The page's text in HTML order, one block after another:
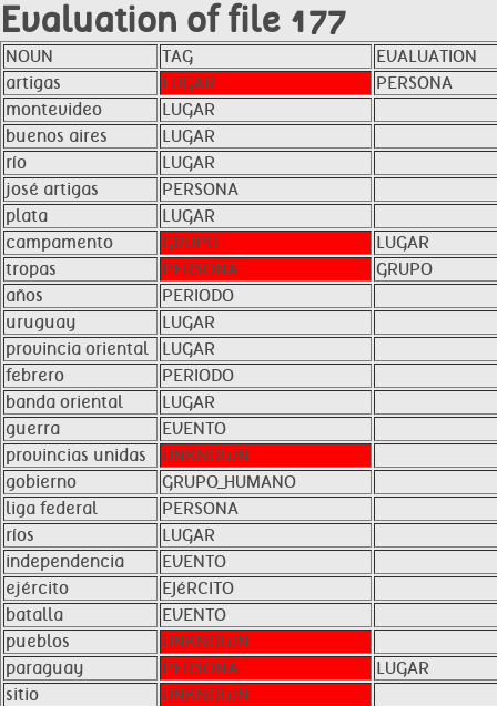
Evaluation of file 177
NOUN TAG
EVALUATION
artigas
LUGAR
PERSONA
montevideo
LUGAR
buenos aires
LUGAR
río
LUGAR
josé artigas
PERSONA
plata
LUGAR
campamento
GRUPO
LUGAR
tropas
PERSONA
GRUPO
años
PERIODO
uruguay
LUGAR
provincia oriental
LUGAR
febrero
PERIODO
banda oriental
LUGAR
guerra
EVENTO
provincias unidas
UNKNOWN
gobierno
GRUPO_HUMANO
liga federal
PERSONA
ríos
LUGAR
independencia
EVENTO
ejército
EJéRCITO
batalla
EVENTO
pueblos
UNKNOWN
paraguay
PERSONA
LUGAR
sitio
UNKNOWN